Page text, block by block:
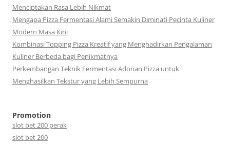
Menciptakan Rasa Lebih Nikmat
Mengapa Pizza Fermentasi Alami Semakin Diminati Pecinta Kuliner
Modern Masa Kini
Kombinasi Topping Pizza Kreatif yang Menghadirkan Pengalaman
Kuliner Berbeda bagi Penikmatnya
Perkembangan Teknik Fermentasi Adonan Pizza untuk
Menghasilkan Tekstur yang Lebih Sempurna
Promotion
slot bet 200 perak
slot bet 200